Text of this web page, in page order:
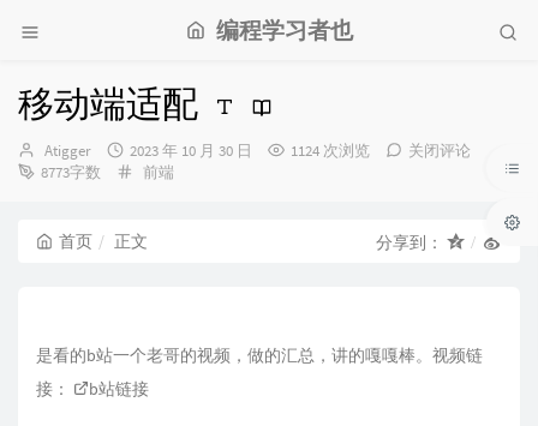
编程学习者也
移动端适配
博
主：
Atigger
发
布
2023 年 10 月 30 日 1124 次浏览
关闭评论
8773字数
分
前端
首页 正文 分享到：
是看的b站一个老哥的视频，做的汇总，讲的嘎嘎棒。视频链
接：
b站链接